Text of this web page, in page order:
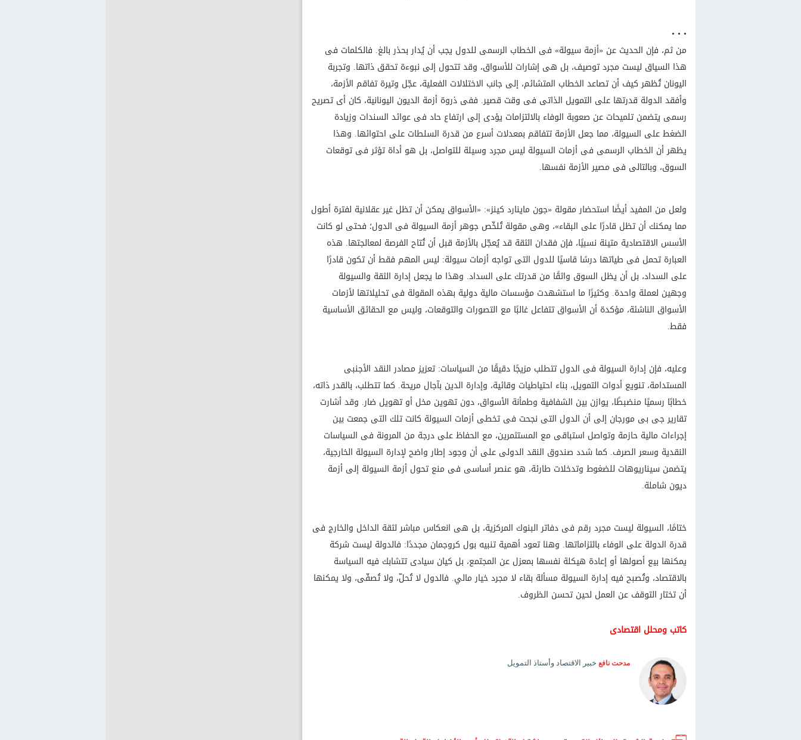
• • •
من ثم، فإن الحديث عن «أزمة سيولة» فى الخطاب الرسمى للدول يجب أن يُدار بحذر بالغ. فالكلمات فى
هذا السياق ليست مجرد توصيف، بل هى إشارات للأسواق، وقد تتحول إلى نبوءة تحقق ذاتها. وتجربة
اليونان تُظهر كيف أن تصاعد الخطاب المتشائم، إلى جانب الاختلالات الفعلية، عجّل وتيرة تفاقم الأزمة،
وأفقد الدولة قدرتها على التمويل الذاتى فى وقت قصير. ففى ذروة أزمة الديون اليونانية، كان أى تصريح
رسمى يتضمن تلميحات عن صعوبة الوفاء بالالتزامات يؤدى إلى ارتفاع حاد فى عوائد السندات وزيادة
الضغط على السيولة، مما جعل الأزمة تتفاقم بمعدلات أسرع من قدرة السلطات على احتوائها. وهذا
يظهر أن الخطاب الرسمى فى أزمات السيولة ليس مجرد وسيلة للتواصل، بل هو أداة تؤثر فى توقعات
السوق، وبالتالى فى مصير الأزمة نفسها.
ولعل من المفيد أيضًا استحضار مقولة «جون ماينارد كينز»: «الأسواق يمكن أن تظل غير عقلانية لفترة أطول
مما يمكنك أن تظل قادرًا على البقاء»، وهى مقولة تُلخّص جوهر أزمة السيولة فى الدول؛ فحتى لو كانت
الأسس الاقتصادية متينة نسبيًا، فإن فقدان الثقة قد يُعجّل بالأزمة قبل أن تُتاح الفرصة لمعالجتها. هذه
العبارة تحمل فى طياتها درسًا قاسيًا للدول التى تواجه أزمات سيولة: ليس المهم فقط أن تكون قادرًا
على السداد، بل أن يظل السوق واثقًا من قدرتك على السداد. وهذا ما يجعل إدارة الثقة والسيولة
وجهين لعملة واحدة. وكثيرًا ما استشهدت مؤسسات مالية دولية بهذه المقولة فى تحليلاتها لأزمات
الأسواق الناشئة، مؤكدة أن الأسواق تتفاعل غالبًا مع التصورات والتوقعات، وليس مع الحقائق الأساسية
فقط.
وعليه، فإن إدارة السيولة فى الدول تتطلب مزيجًا دقيقًا من السياسات: تعزيز مصادر النقد الأجنبى
المستدامة، تنويع أدوات التمويل، بناء احتياطيات وقائية، وإدارة الدين بآجال مريحة. كما تتطلب، بالقدر ذاته،
خطابًا رسميًا منضبطًا، يوازن بين الشفافية وطمأنة الأسواق، دون تهوين مخل أو تهويل ضار. وقد أشارت
تقارير جى بى مورجان إلى أن الدول التى نجحت فى تخطى أزمات السيولة كانت تلك التى جمعت بين
إجراءات مالية حازمة وتواصل استباقى مع المستثمرين، مع الحفاظ على درجة من المرونة فى السياسات
النقدية وسعر الصرف. كما شدد صندوق النقد الدولى على أن وجود إطار واضح لإدارة السيولة الخارجية،
يتضمن سيناريوهات للضغوط وتدخلات طارئة، هو عنصر أساسى فى منع تحول أزمة السيولة إلى أزمة
ديون شاملة.
ختامًا، السيولة ليست مجرد رقم فى دفاتر البنوك المركزية، بل هى انعكاس مباشر لثقة الداخل والخارج فى
قدرة الدولة على الوفاء بالتزاماتها. وهنا تعود أهمية تنبيه بول كروجمان مجددًا: فالدولة ليست شركة
يمكنها بيع أصولها أو إعادة هيكلة نفسها بمعزل عن المجتمع، بل كيان سيادى تتشابك فيه السياسة
بالاقتصاد، وتُصبح فيه إدارة السيولة مسألة بقاء لا مجرد خيار مالي. فالدول لا تُحلّ، ولا تُصفّى، ولا يمكنها
أن تختار التوقف عن العمل لحين تحسن الظروف.
كاتب ومحلل اقتصادى
مدحت نافع خبير الاقتصاد وأستاذ التمويل